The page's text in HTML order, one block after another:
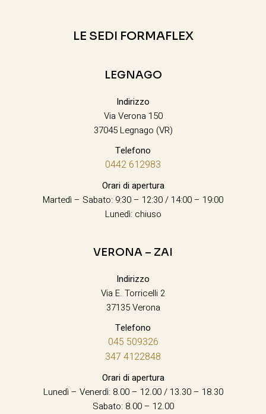
LE SEDI FORMAFLEX
LEGNAGO
Indirizzo
Via Verona 150
37045 Legnago (VR)
Telefono
0442 612983
Orari di apertura
Martedì – Sabato: 9:30 – 12:30 / 14:00 – 19:00
Lunedì: chiuso
VERONA – ZAI
Indirizzo
Via E. Torricelli 2
37135 Verona
Telefono
045 509326
347 4122848
Orari di apertura
Lunedì – Venerdì: 8.00 – 12.00 / 13.30 – 18.30
Sabato: 8.00 – 12.00